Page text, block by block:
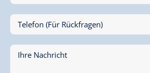
Telefon (Für Rückfragen)
Ihre Nachricht